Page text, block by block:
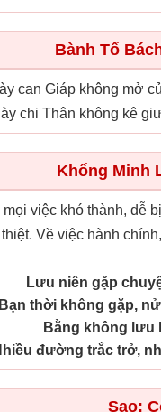
Bành Tổ
can Giáp không mở
chi Thân không kê
Khổng Minh
việc khó thành, dễ
Về việc hành
Lưu niên gặp
Bạn thời không gặp,
Bằng không lưu
đường trắc trở,
Sao: